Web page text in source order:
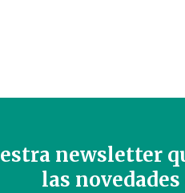
newsletter
las